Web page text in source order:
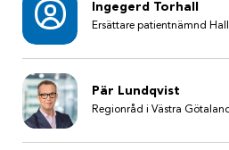
Ingegerd Torhall
Ersättare patientnämnd
Pär Lundqvist
Regionråd i Västra